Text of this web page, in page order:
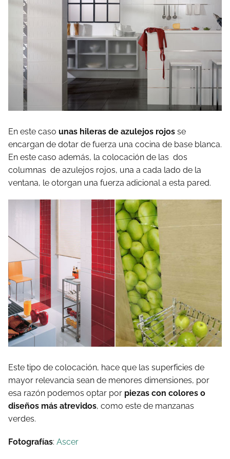
En este caso unas hileras de azulejos rojos se
encargan de dotar de fuerza una cocina de base blanca.
En este caso además, la colocación de las dos
columnas de azulejos rojos, una a cada lado de la
ventana, le otorgan una fuerza adicional a esta pared.
Este tipo de colocación, hace que las superficies de
mayor relevancia sean de menores dimensiones, por
esa razón podemos optar por piezas con colores o
diseños más atrevidos, como este de manzanas
verdes.
Fotografías: Ascer